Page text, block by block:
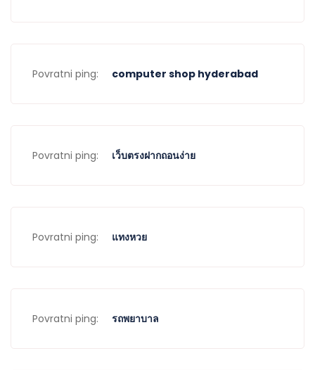
Povratni ping: computer shop hyderabad
Povratni ping: เว็บตรงฝากถอนง่าย
Povratni ping: แทงหวย
Povratni ping: รถพยาบาล